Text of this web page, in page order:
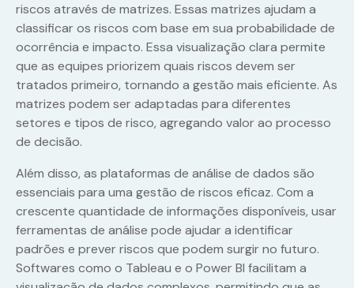
riscos através de matrizes. Essas matrizes ajudam a
classificar os riscos com base em sua probabilidade de
ocorrência e impacto. Essa visualização clara permite
que as equipes priorizem quais riscos devem ser
tratados primeiro, tornando a gestão mais eficiente. As
matrizes podem ser adaptadas para diferentes
setores e tipos de risco, agregando valor ao processo
de decisão.
Além disso, as plataformas de análise de dados são
essenciais para uma gestão de riscos eficaz. Com a
crescente quantidade de informações disponíveis, usar
ferramentas de análise pode ajudar a identificar
padrões e prever riscos que podem surgir no futuro.
Softwares como o Tableau e o Power BI facilitam a